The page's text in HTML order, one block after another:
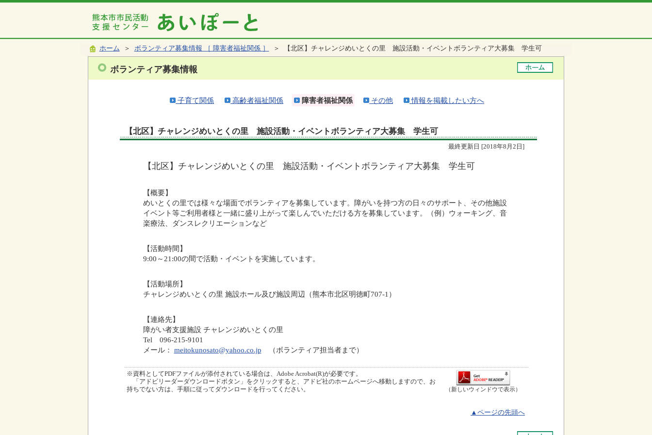
ホーム ＞ ボランティア募集情報 ［ 障害者福祉関係 ］ ＞ 【北区】チャレンジめいとくの里 施設活動・イベントボランティア大募集 学生可
ボランティア募集情報
子育て関係 高齢者福祉関係 障害者福祉関係 その他 情報を掲載したい方へ
【北区】チャレンジめいとくの里 施設活動・イベントボランティア大募集 学生可
最終更新日 [2018年8月2日]
【北区】チャレンジめいとくの里 施設活動・イベントボランティア大募集 学生可
【概要】
めいとくの里では様々な場面でボランティアを募集しています。障がいを持つ方の日々のサポート、その他施設
イベント等ご利用者様と一緒に盛り上がって楽しんでいただける方を募集しています。（例）ウォーキング、音
楽療法、ダンスレクリエーションなど
【活動時間】
9:00～21:00の間で活動・イベントを実施しています。
【活動場所】
チャレンジめいとくの里 施設ホール及び施設周辺（熊本市北区明徳町707-1）
【連絡先】
障がい者支援施設 チャレンジめいとくの里
Tel 096-215-9101
メール： meitokunosato@yahoo.co.jp （ボランティア担当者まで）
※資料としてPDFファイルが添付されている場合は、Adobe Acrobat(R)が必要です。
「アドビリーダーダウンロードボタン」をクリックすると、アドビ社のホームページへ移動しますので、お
持ちでない方は、手順に従ってダウンロードを行ってください。
（新しいウィンドウで表示）
▲ページの先頭へ